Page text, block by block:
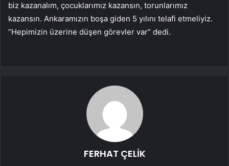
biz kazanalım, çocuklarımız kazansın, torunlarımız
kazansın. Ankaramızın boşa giden 5 yılını telafi etmeliyiz.
“Hepimizin üzerine düşen görevler var” dedi.
FERHAT ÇELİK